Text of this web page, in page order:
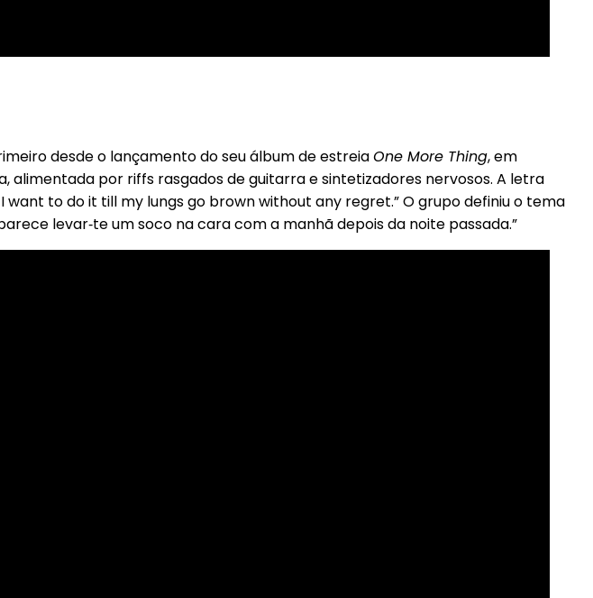
desde o lançamento do seu álbum de estreiaOne More Thing, em
alimentada por riffs rasgados de guitarra e sintetizadores nervosos. A letra
to do it till my lungs go brown without any regret.” O grupo definiu o tema
levar‑te um soco na cara com a manhã depois da noite passada.”